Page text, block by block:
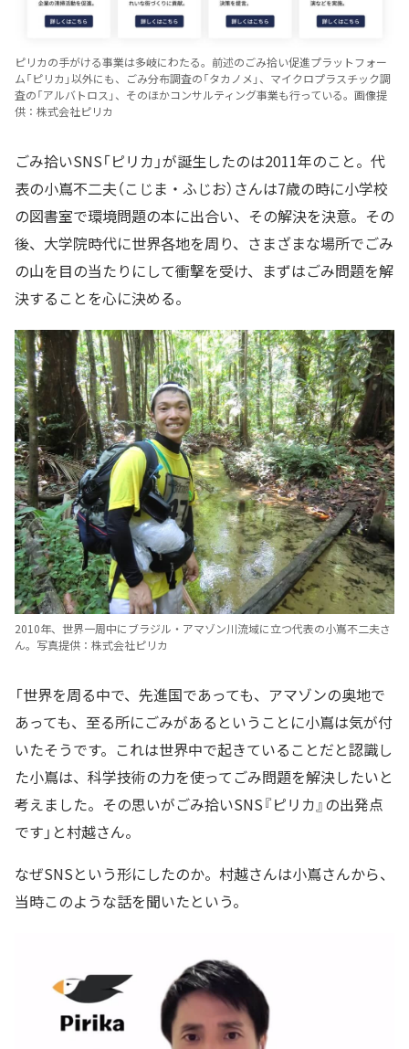
ピリカの手がける事業は多岐にわたる。前述のごみ拾い促進プラットフォー
ム「ピリカ」以外にも、ごみ分布調査の「タカノメ」、マイクロプラスチック調
査の「アルバトロス」、そのほかコンサルティング事業も行っている。画像提
供：株式会社ピリカ
ごみ拾いSNS「ピリカ」が誕生したのは2011年のこと。代
表の小嶌不二夫（こじま・ふじお）さんは7歳の時に小学校
の図書室で環境問題の本に出合い、その解決を決意。その
後、大学院時代に世界各地を周り、さまざまな場所でごみ
の山を目の当たりにして衝撃を受け、まずはごみ問題を解
決することを心に決める。
2010年、世界一周中にブラジル・アマゾン川流域に立つ代表の小嶌不二夫さ
ん。写真提供：株式会社ピリカ
「世界を周る中で、先進国であっても、アマゾンの奥地で
あっても、至る所にごみがあるということに小嶌は気が付
いたそうです。これは世界中で起きていることだと認識し
た小嶌は、科学技術の力を使ってごみ問題を解決したいと
考えました。その思いがごみ拾いSNS『ピリカ』の出発点
です」と村越さん。
なぜSNSという形にしたのか。村越さんは小嶌さんから、
当時このような話を聞いたという。